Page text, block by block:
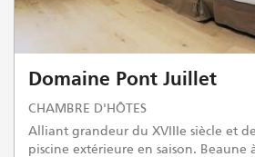
Domaine Pont Juillet
CHAMBRE D'HÔTES
Alliant grandeur du XVIIIe siècle et
piscine extérieure en saison. Beaune